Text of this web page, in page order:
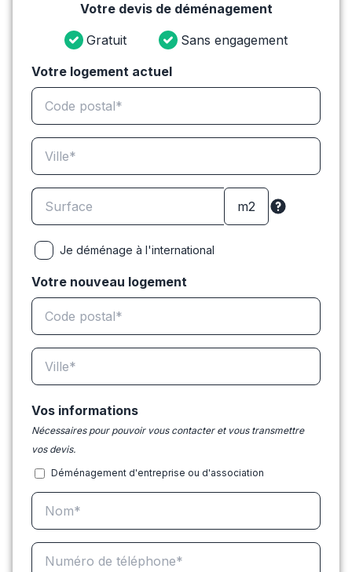
Votre devis de déménagement
Gratuit
Sans engagement
Votre logement actuel
Je déménage à l'international
Votre nouveau logement
Vos informations
Nécessaires pour pouvoir vous contacter et vous transmettre
vos devis.
Déménagement d'entreprise ou d'association